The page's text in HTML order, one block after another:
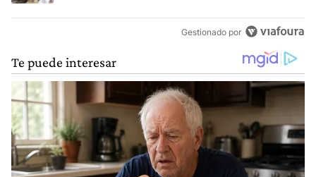
Gestionado por